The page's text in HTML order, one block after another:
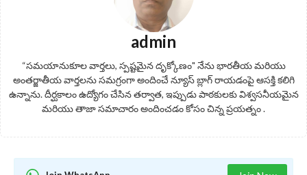
admin
“సమయానుకూల వార్తలు, స్పష్టమైన దృక్కోణం" నేను భారతీయ మరియు
అంతర్జాతీయ వార్తలను సమగ్రంగా అందించే న్యూస్ బ్లాగ్ రాయడంపై ఆసక్తి కలిగి
ఉన్నాను. దీర్ఘకాలం ఉద్యోగం చేసిన తర్వాత, ఇప్పుడు పాఠకులకు విశ్వసనీయమైన
మరియు తాజా సమాచారం అందించడం కోసం చిన్న ప్రయత్నం .